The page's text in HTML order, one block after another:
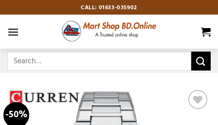
to
content
CALL: 01633-035902
Search
for:
-50%